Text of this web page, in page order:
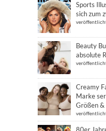
Sports
sich zum
Beauty
absolute
Creamy
Marke
Größen